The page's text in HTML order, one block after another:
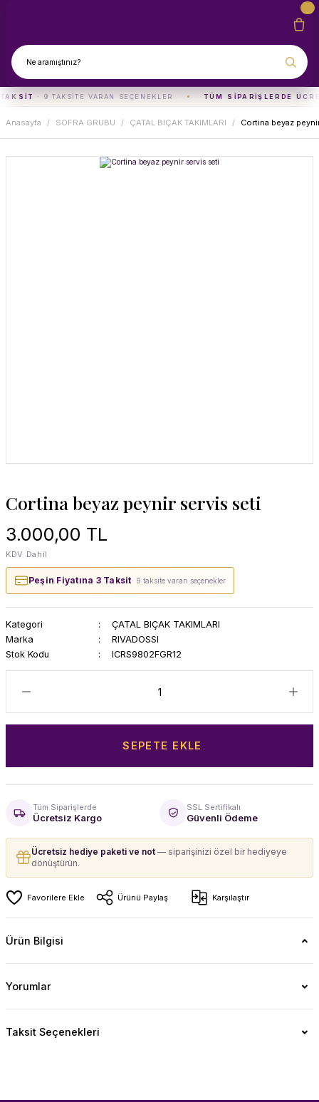
· 9 TAKSITE VARAN SEÇENEKLER TÜM SIPARIŞLERDE
Anasayfa SOFRA GRUBU ÇATAL BIÇAK TAKIMLARI Cortina beyaz
Cortina beyaz peynir servis seti
3.000,00 TL
KDV Dahil
Peşin Fiyatına 3 Taksit· 9 taksite varan seçenekler
Kategori
ÇATAL BIÇAK TAKIMLARI
Marka
RIVADOSSI
Stok Kodu
ICRS9802FGR12
SEPETE EKLE
Tüm Siparişlerde
Ücretsiz Kargo
SSL Sertifikalı
Güvenli Ödeme
Ücretsiz hediye paketi ve not — siparişinizi özel bir hediyeye
dönüştürün.
Ürünü Paylaş Karşılaştır
Ürün Bilgisi
Yorumlar
Taksit Seçenekleri